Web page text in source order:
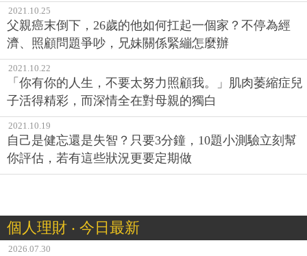
2021.10.25
父親癌末倒下，26歲的他如何扛起一個家？不停為經
濟、照顧問題爭吵，兄妹關係緊繃怎麼辦
2021.10.22
「你有你的人生，不要太努力照顧我。」肌肉萎縮症兒
子活得精彩，而深情全在對母親的獨白
2021.10.19
自己是健忘還是失智？只要3分鐘，10題小測驗立刻幫
你評估，若有這些狀況更要定期做
個人理財 ‧ 今日最新
2026.07.30